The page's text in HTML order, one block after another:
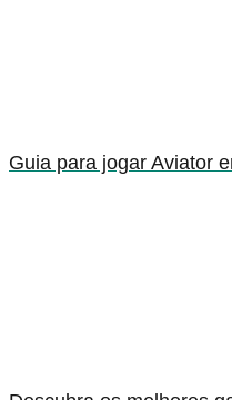
Guia para jogar Aviator